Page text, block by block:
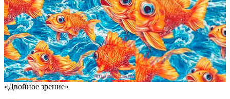
«Двойное зрение»